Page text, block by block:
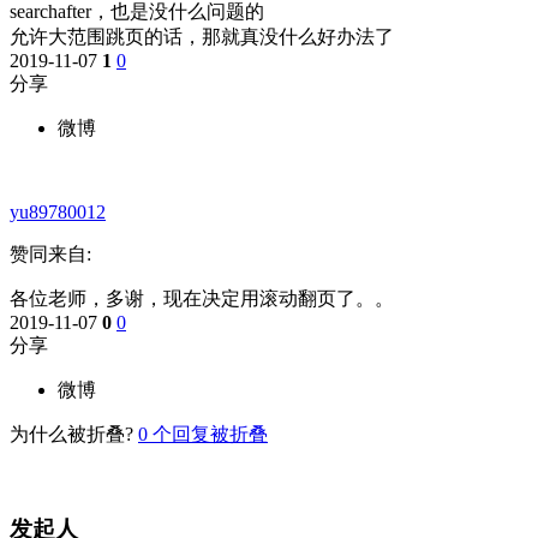
searchafter，也是没什么问题的
允许大范围跳页的话，那就真没什么好办法了
2019-11-07 1 0
分享
微博
yu89780012
赞同来自:
各位老师，多谢，现在决定用滚动翻页了。。
2019-11-07 0 0
分享
微博
为什么被折叠? 0 个回复被折叠
发起人